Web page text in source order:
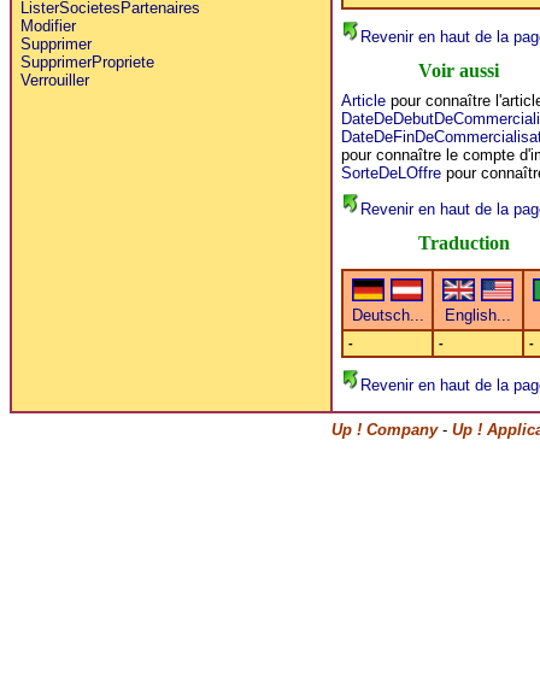
ListerSocietesPartenaires
Modifier
Supprimer
SupprimerPropriete
Verrouiller
Revenir en haut de la
Voir aussi
Articlepour connaître
pour connaître le compte
SorteDeLOffrepour
Revenir en haut de la
Traduction
- - -
Revenir en haut de la
Up ! Company- Up !